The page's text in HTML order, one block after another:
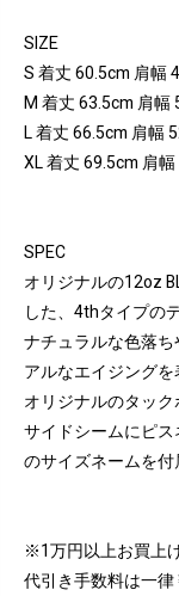
SIZE
S 着丈 60.5cm 肩幅
M 着丈 63.5cm 肩幅
L 着丈 66.5cm 肩幅
XL 着丈 69.5cm 肩
SPEC
オリジナルの12oz
した、4thタイプの
ナチュラルな色落
アルなエイジングを
オリジナルのタック
サイドシームにピ
のサイズネームを付
※1万円以上お買上
代引き手数料は一律